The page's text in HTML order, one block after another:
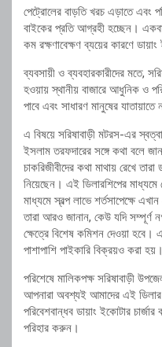
পেট্রোলের বাড়তি খরচ এড়াতে এবং
বাইকের প্রতি আগ্রহী হচ্ছেন।
কম রক্ষণাবেক্ষণ ব্যয়ের কারণে
ব্যবসায়ী ও ব্যবহারকারীদের মতে,
হওয়ায় স্থানীয় বাজারে আধুনিক ও
পাবে এবং সাধারণ মানুষের
এ বিষয়ে সরিষাবাড়ী মটরস-এর
ইসলাম তরফদারের সঙ্গে কথা বলে
চাকরিজীবীদের কথা মাথায় রেখে
নিয়েছেন। এই ডিলারশিপের মাধ্যমে
মাধ্যমে স্বল্প লাভে শর্তসাপেক্ষে
তারা আরও জানান, কেউ যদি
ক্ষেত্রে বিশেষ কমিশন দেওয়া হবে।
পাশাপাশি পাইকারি বিক্রয়ও করা হয়।
পরিশেষে মালিকপক্ষ সরিষাবাড়ী
আপনারা অবশ্যই আমাদের এই ডিলার
পরিবেশবান্ধব ডায়াং ইকোটার
পরিহার করুন।